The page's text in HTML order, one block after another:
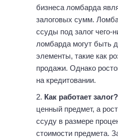
бизнеса ломбарда
залоговых сумм.
ссуды под залог чего-
ломбарда могут быть
элементы, такие как
продажи. Однако
на кредитовании.
Как работает залог?
ценный предмет, а
ссуду в размере
стоимости предмета.